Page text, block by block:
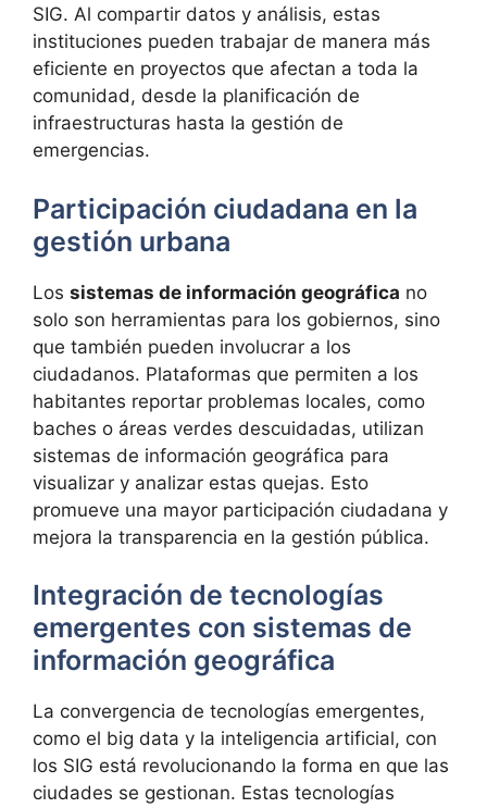
SIG. Al compartir datos y análisis, estas
instituciones pueden trabajar de manera más
eficiente en proyectos que afectan a toda la
comunidad, desde la planificación de
infraestructuras hasta la gestión de
emergencias.
Participación ciudadana en la
gestión urbana
Los sistemas de información geográfica no
solo son herramientas para los gobiernos, sino
que también pueden involucrar a los
ciudadanos. Plataformas que permiten a los
habitantes reportar problemas locales, como
baches o áreas verdes descuidadas, utilizan
sistemas de información geográfica para
visualizar y analizar estas quejas. Esto
promueve una mayor participación ciudadana y
mejora la transparencia en la gestión pública.
Integración de tecnologías
emergentes con sistemas de
información geográfica
La convergencia de tecnologías emergentes,
como el big data y la inteligencia artificial, con
los SIG está revolucionando la forma en que las
ciudades se gestionan. Estas tecnologías